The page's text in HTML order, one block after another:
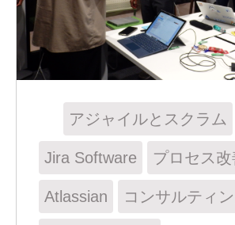
アジャイルとスクラム
Jira Software プロセス改
Atlassian コンサルティ